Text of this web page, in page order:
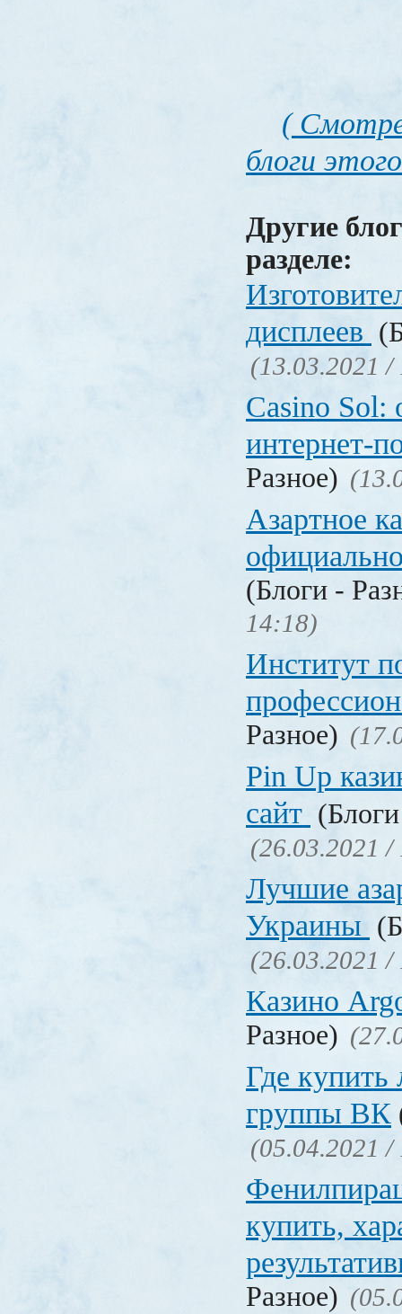
(
блоги
Другие
разделе:
дисплеев
(13.03.2021 /
Casino Sol:
интернет-
Разное)
Азартное
(Блоги -
14:18)
Институт
Разное)
Pin Up
сайт
(26.03.2021 /
Лучшие
Украины
(26.03.2021 /
Казино
Разное)
Где купить
группы ВК
(05.04.2021 /
купить,
Разное)